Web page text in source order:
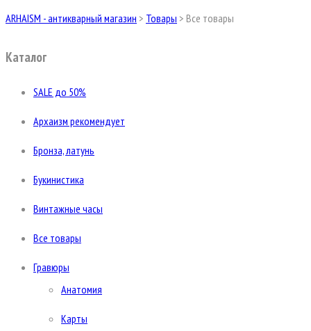
ARHAISM - антикварный магазин > Товары > Все товары
Каталог
SALE до 50%
Архаизм рекомендует
Бронза, латунь
Букинистика
Винтажные часы
Все товары
Гравюры
Анатомия
Карты